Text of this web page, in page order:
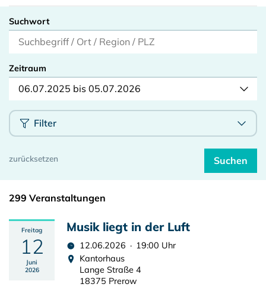
Suchwort
Zeitraum
06.07.2025 bis 05.07.2026
Filter
299 Veranstaltungen
Freitag
12
Juni
2026
Musik liegt in der Luft
12.06.2026 · 19:00 Uhr
Kantorhaus
Lange Straße 4
18375 Prerow